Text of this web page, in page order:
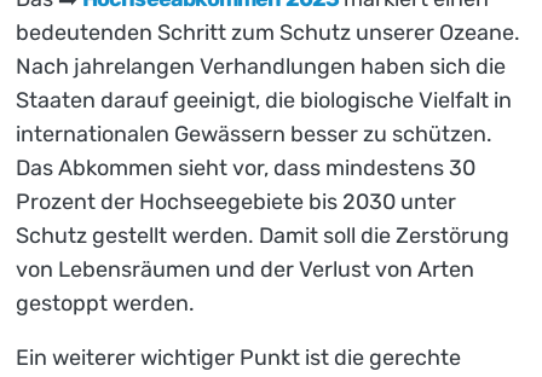
bedeutenden Schritt zum Schutz unserer Ozeane.
Nach jahrelangen Verhandlungen haben sich die
Staaten darauf geeinigt, die biologische Vielfalt in
internationalen Gewässern besser zu schützen.
Das Abkommen sieht vor, dass mindestens 30
Prozent der Hochseegebiete bis 2030 unter
Schutz gestellt werden. Damit soll die Zerstörung
von Lebensräumen und der Verlust von Arten
gestoppt werden.
Ein weiterer wichtiger Punkt ist die gerechte